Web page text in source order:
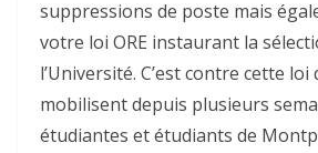
suppressions de poste mais
votre loi ORE instaurant la
l’Université. C’est contre cette loi
mobilisent depuis plusieurs
étudiantes et étudiants de